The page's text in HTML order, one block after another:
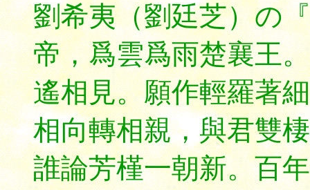
劉希夷（劉廷芝）の
帝，爲雲爲雨楚襄王
遙相見。願作輕羅著
相向轉相親，與君雙
誰論芳槿一朝新。百